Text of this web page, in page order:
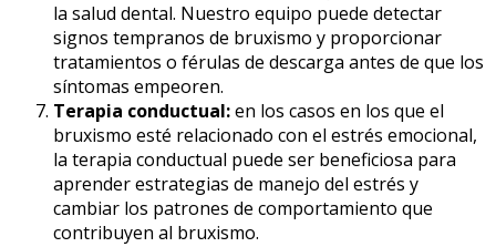
la salud dental. Nuestro equipo puede detectar
signos tempranos de bruxismo y proporcionar
tratamientos o férulas de descarga antes de que los
síntomas empeoren.
Terapia conductual:en los casos en los que el
bruxismo esté relacionado con el estrés emocional,
la terapia conductual puede ser beneficiosa para
aprender estrategias de manejo del estrés y
cambiar los patrones de comportamiento que
contribuyen al bruxismo.